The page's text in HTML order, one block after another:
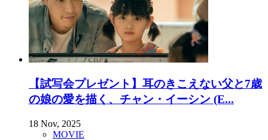
【試写会プレゼント】耳のきこえない父と7歳
の娘の愛を描く、チャン・イーシン (E...
18 Nov, 2025
MOVIE